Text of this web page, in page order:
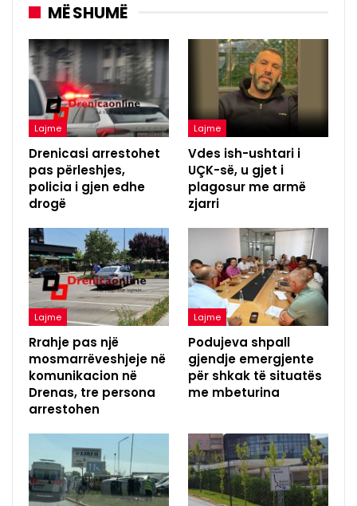
MË SHUMË
Lajme
Drenicasi arrestohet
pas përleshjes,
policia i gjen edhe
drogë
Lajme
Vdes ish-ushtari i
UÇK-së, u gjet i
plagosur me armë
zjarri
Lajme
Rrahje pas një
mosmarrëveshjeje në
komunikacion në
Drenas, tre persona
arrestohen
Lajme
Podujeva shpall
gjendje emergjente
për shkak të situatës
me mbeturina